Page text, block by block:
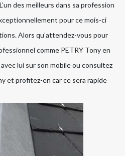
des meilleurs dans sa profession
pour ce mois-ci
Alors qu’attendez-vous pour
comme PETRY Tony en
lui sur son mobile ou consultez
et profitez-en car ce sera rapide